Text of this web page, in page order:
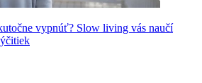
vypnúť? Slow living vás naučí